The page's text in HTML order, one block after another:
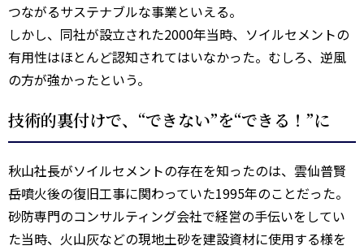
つながるサステナブルな事業といえる。
しかし、同社が設立された2000年当時、ソイルセメントの
有用性はほとんど認知されてはいなかった。むしろ、逆風
の方が強かったという。
技術的裏付けで、“できない”を“できる！”に
秋山社長がソイルセメントの存在を知ったのは、雲仙普賢
岳噴火後の復旧工事に関わっていた1995年のことだった。
砂防専門のコンサルティング会社で経営の手伝いをしてい
た当時、火山灰などの現地土砂を建設資材に使用する様を